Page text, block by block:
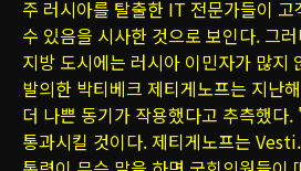
주 러시아를 탈출한 IT 전문가들이
수 있음을 시사한 것으로 보인다. 그
지방 도시에는 러시아 이민자가 많지
발의한 박티베크 제티게노프는 지난
더 나쁜 동기가 작용했다고 추측했다
통과시킬 것이다. 제티게노프는